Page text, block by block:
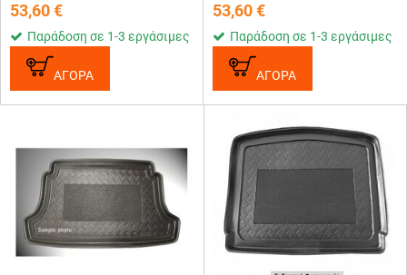
53,60€
Παράδοση σε 1-3 εργάσιμες
ΑΓΟΡΑ
53,60€
Παράδοση σε 1-3 εργάσιμες
ΑΓΟΡΑ